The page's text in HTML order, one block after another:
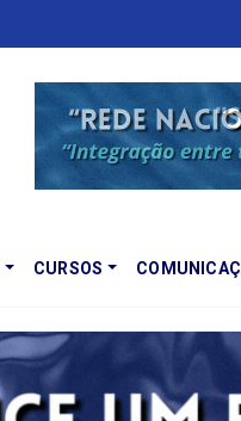
CURSOS